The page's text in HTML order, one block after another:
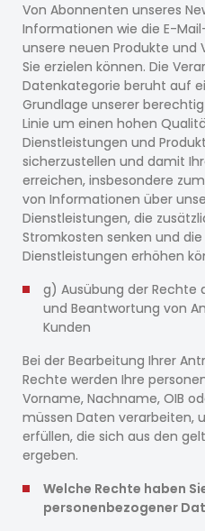
Von Abonnenten unseres
Informationen wie die E-
unsere neuen Produkte und
Sie erzielen können. Die
Datenkategorie beruht auf
Grundlage unserer
Linie um einen hohen
Dienstleistungen und
sicherzustellen und damit
erreichen, insbesondere
von Informationen über
Dienstleistungen, die
Stromkosten senken und
Dienstleistungen erhöhen
g) Ausübung der Rechte
und Beantwortung von
Kunden
Bei der Bearbeitung Ihrer
Rechte werden Ihre
Vorname, Nachname, OIB
müssen Daten verarbeiten,
erfüllen, die sich aus den
ergeben.
Welche Rechte haben
personenbezogener